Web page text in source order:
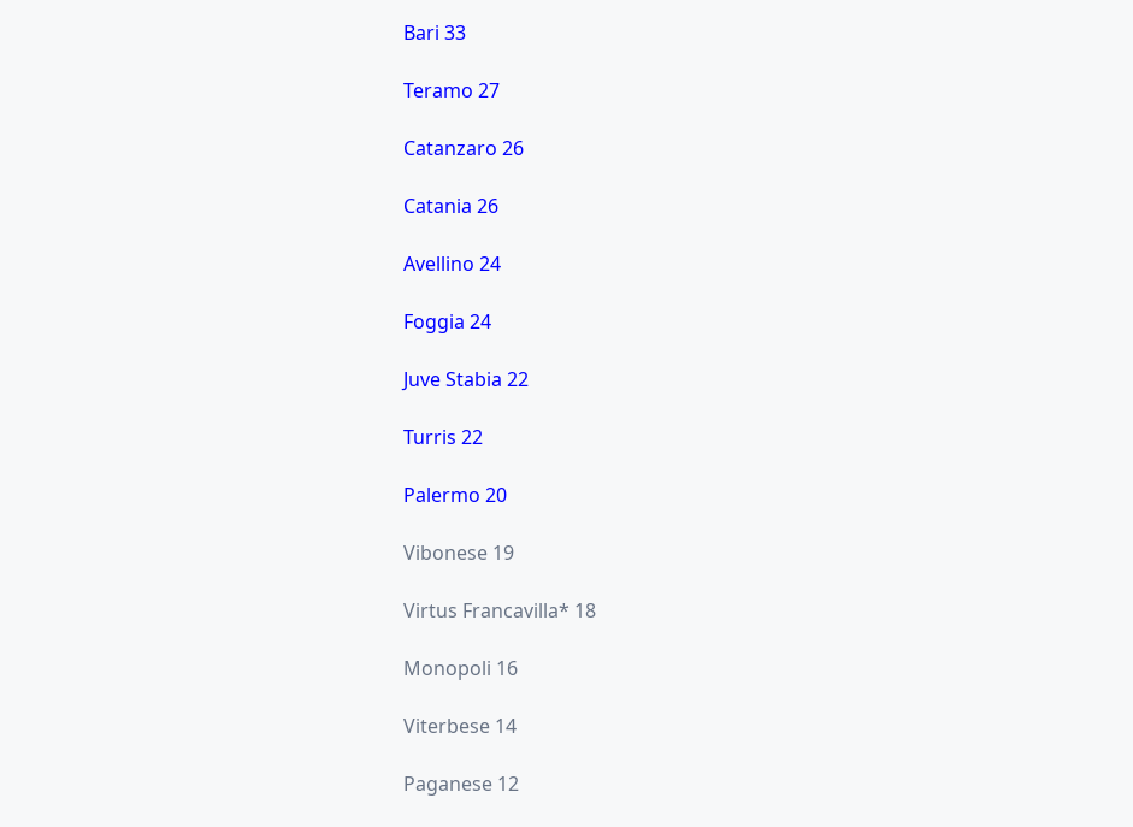
Bari 33
Teramo 27
Catanzaro 26
Catania 26
Avellino 24
Foggia 24
Juve Stabia 22
Turris 22
Palermo 20
Vibonese 19
Virtus Francavilla* 18
Monopoli 16
Viterbese 14
Paganese 12